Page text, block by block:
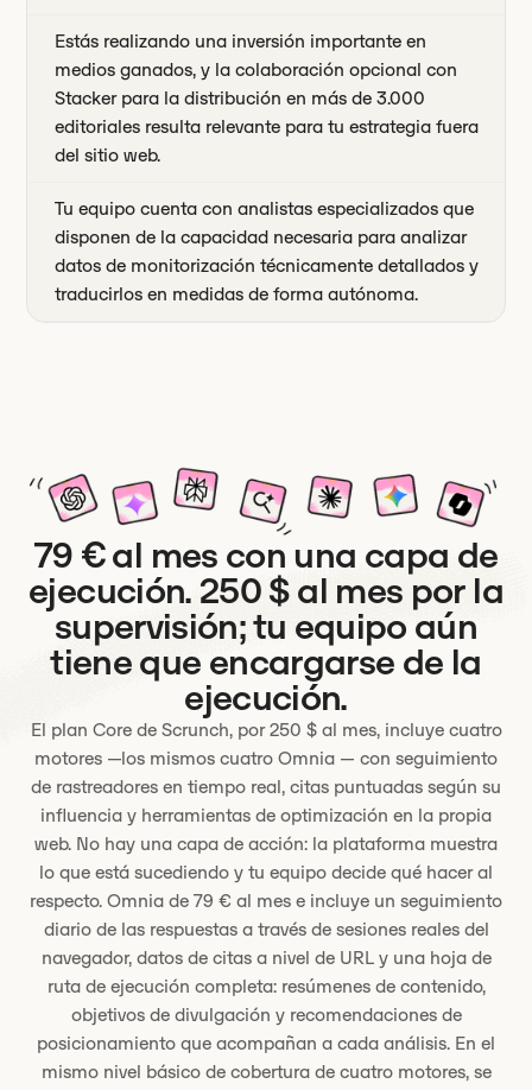
Estás realizando una inversión importante en
medios ganados, y la colaboración opcional con
Stacker para la distribución en más de 3.000
editoriales resulta relevante para tu estrategia fuera
del sitio web.
Tu equipo cuenta con analistas especializados que
disponen de la capacidad necesaria para analizar
datos de monitorización técnicamente detallados y
traducirlos en medidas de forma autónoma.
79 € al mes con una capa de
ejecución. 250 $ al mes por la
supervisión; tu equipo aún
tiene que encargarse de la
ejecución.
El plan Core de Scrunch, por 250 $ al mes, incluye cuatro
motores —los mismos cuatro Omnia — con seguimiento
de rastreadores en tiempo real, citas puntuadas según su
influencia y herramientas de optimización en la propia
web. No hay una capa de acción: la plataforma muestra
lo que está sucediendo y tu equipo decide qué hacer al
respecto. Omnia de 79 € al mes e incluye un seguimiento
diario de las respuestas a través de sesiones reales del
navegador, datos de citas a nivel de URL y una hoja de
ruta de ejecución completa: resúmenes de contenido,
objetivos de divulgación y recomendaciones de
posicionamiento que acompañan a cada análisis. En el
mismo nivel básico de cobertura de cuatro motores, se